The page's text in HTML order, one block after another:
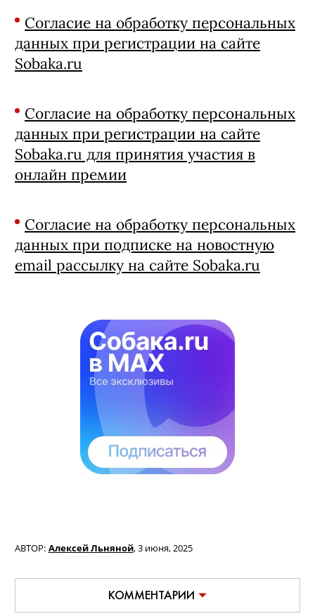
Согласие на обработку персональных
данных при регистрации на сайте
Sobaka.ru
Согласие на обработку персональных
данных при регистрации на сайте
Sobaka.ru для принятия участия в
онлайн премии
Согласие на обработку персональных
данных при подписке на новостную
email рассылку на сайте Sobaka.ru
АВТОР: Алексей Льняной,3 июня, 2025
КОММЕНТАРИИ